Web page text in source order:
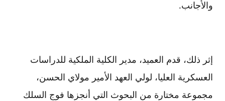
والأجانب.
إثر ذلك، قدم العميد، مدير الكلية الملكية للدراسات
العسكرية العليا، لولي العهد الأمير مولاي الحسن،
مجموعة مختارة من البحوث التي أنجزها فوج السلك